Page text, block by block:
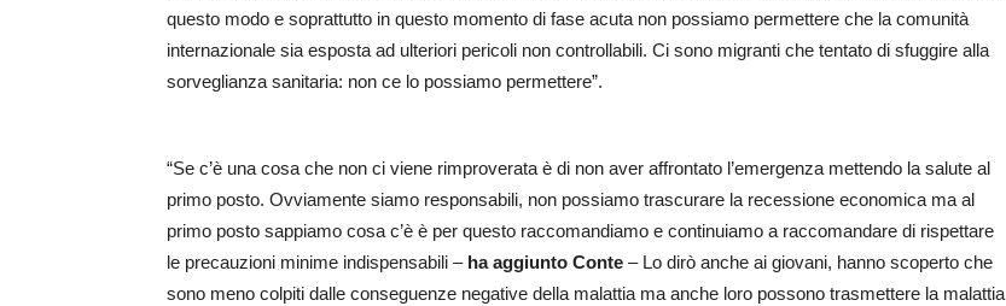
questo modo e soprattutto in questo momento di fase acuta non possiamo permettere che la comunità
internazionale sia esposta ad ulteriori pericoli non controllabili. Ci sono migranti che tentato di sfuggire alla
sorveglianza sanitaria: non ce lo possiamo permettere”.
“Se c’è una cosa che non ci viene rimproverata è di non aver affrontato l’emergenza mettendo la salute al
primo posto. Ovviamente siamo responsabili, non possiamo trascurare la recessione economica ma al
primo posto sappiamo cosa c’è è per questo raccomandiamo e continuiamo a raccomandare di rispettare
le precauzioni minime indispensabili –ha aggiunto Conte – Lo dirò anche ai giovani, hanno scoperto che
sono meno colpiti dalle conseguenze negative della malattia ma anche loro possono trasmettere la malattia